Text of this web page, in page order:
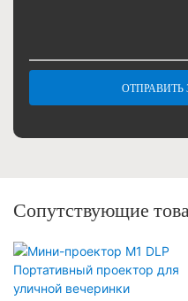
ОТПРАВИТЬ
Сопутствующие